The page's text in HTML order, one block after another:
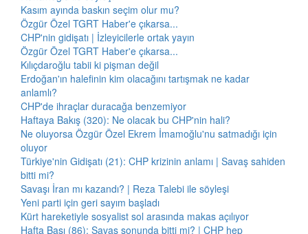
Kasım ayında baskın seçim olur mu?
Özgür Özel TGRT Haber'e çıkarsa...
CHP'nin gidişatı | İzleyicilerle ortak yayın
Özgür Özel TGRT Haber'e çıkarsa...
Kılıçdaroğlu tabii ki pişman değil
Erdoğan'ın halefinin kim olacağını tartışmak ne kadar
anlamlı?
CHP'de ihraçlar duracağa benzemiyor
Haftaya Bakış (320): Ne olacak bu CHP'nin hali?
Ne oluyorsa Özgür Özel Ekrem İmamoğlu'nu satmadığı için
oluyor
Türkiye'nin Gidişatı (21): CHP krizinin anlamı | Savaş sahiden
bitti mi?
Savaşı İran mı kazandı? | Reza Talebi ile söyleşi
Yeni parti için geri sayım başladı
Kürt hareketiyle sosyalist sol arasında makas açılıyor
Hafta Başı (86): Savaş sonunda bitti mi? | CHP hep